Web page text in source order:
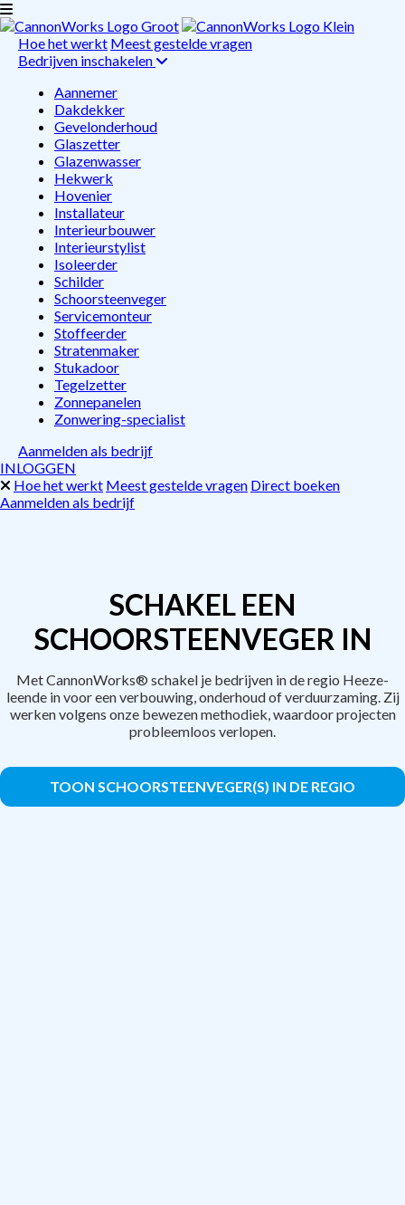
Hoe het werkt Meest gestelde vragen
Bedrijven inschakelen
Aannemer
Dakdekker
Gevelonderhoud
Glaszetter
Glazenwasser
Hekwerk
Hovenier
Installateur
Interieurbouwer
Interieurstylist
Isoleerder
Schilder
Schoorsteenveger
Servicemonteur
Stoffeerder
Stratenmaker
Stukadoor
Tegelzetter
Zonnepanelen
Zonwering-specialist
Aanmelden als bedrijf
INLOGGEN
Hoe het werkt Meest gestelde vragen Direct boeken
Aanmelden als bedrijf
SCHAKEL EEN
SCHOORSTEENVEGER IN
Met CannonWorks® schakel je bedrijven in de regio Heeze-
leende in voor een verbouwing, onderhoud of verduurzaming. Zij
werken volgens onze bewezen methodiek, waardoor projecten
probleemloos verlopen.
TOON SCHOORSTEENVEGER(S) IN DE REGIO